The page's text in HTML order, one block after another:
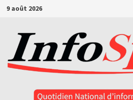
Passer
contenu
9 août 2026